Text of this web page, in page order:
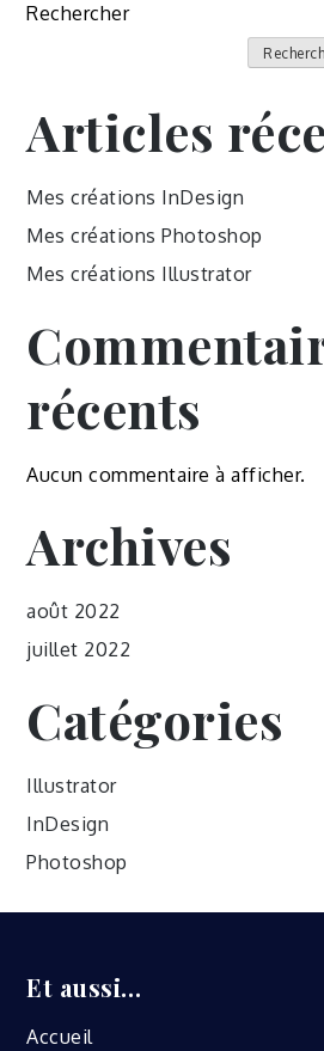
Rechercher
Articles
Mes créations InDesign
Mes créations Photoshop
Mes créations Illustrator
récents
Aucun commentaire à afficher.
Archives
août 2022
juillet 2022
Catégories
Illustrator
InDesign
Photoshop
Et aussi…
Accueil